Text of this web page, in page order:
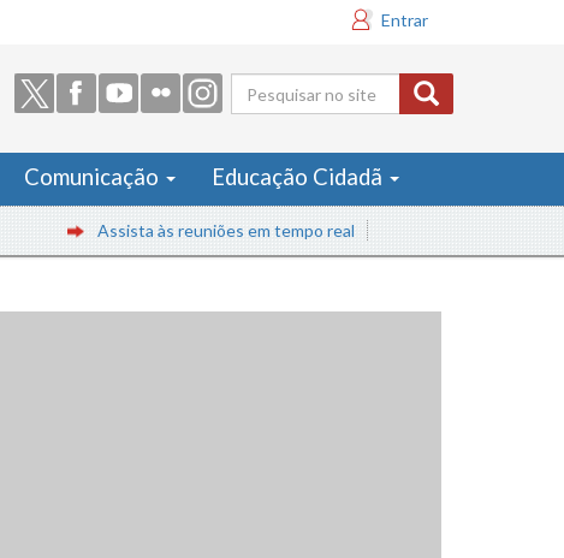
Entrar
Formulário
de busca
Comunicação Educação Cidadã
Assista às reuniões em tempo real